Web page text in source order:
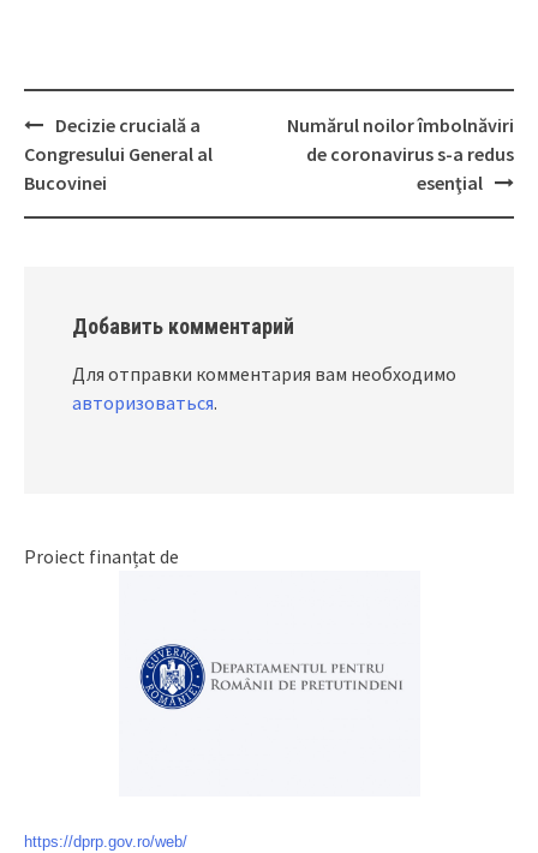
Post
navigation
Decizie crucială a
Congresului General al
Bucovinei
Numărul noilor îmbolnăviri
de coronavirus s-a redus
esenţial
Добавить комментарий
Для отправки комментария вам необходимо
авторизоваться.
Proiect finanțat de
https://dprp.gov.ro/web/